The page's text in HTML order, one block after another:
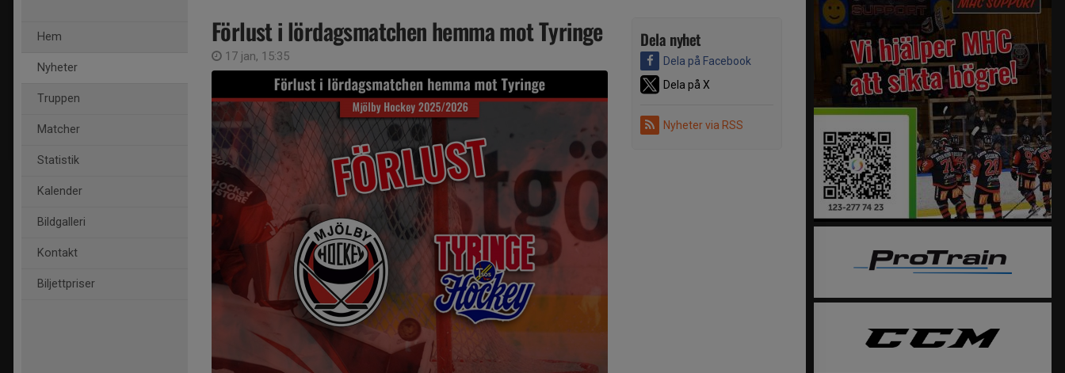
Hem
Nyheter
Truppen
Matcher
Statistik
Kalender
Bildgalleri
Kontakt
Biljettpriser
Dela nyhet
Dela på Facebook
Dela på X
Nyheter via RSS
Förlust i lördagsmatchen hemma mot Tyringe
17 jan, 15:35